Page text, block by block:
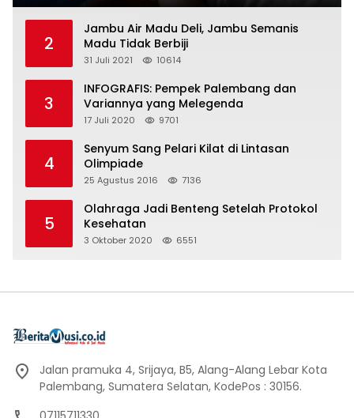
2
Jambu Air Madu Deli, Jambu Semanis
Madu Tidak Berbiji
31 Juli 2021 10614
3
INFOGRAFIS: Pempek Palembang dan
Variannya yang Melegenda
17 Juli 2020 9701
4
Senyum Sang Pelari Kilat di Lintasan
Olimpiade
25 Agustus 2016 7136
5
Olahraga Jadi Benteng Setelah Protokol
Kesehatan
3 Oktober 2020 6551
Jalan pramuka 4, Srijaya, B5, Alang-Alang Lebar Kota
Palembang, Sumatera Selatan, KodePos : 30156.